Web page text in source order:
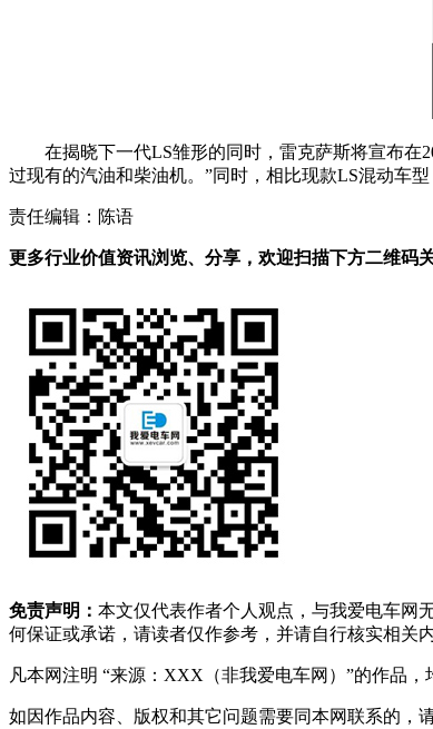
在揭晓下一代LS雏形的同时，雷克萨斯将宣布在
过现有的汽油和柴油机。”同时，相比现款LS混动车
责任编辑：陈语
更多行业价值资讯浏览、分享，欢迎扫描下方二维码
免责声明： 本文仅代表作者个人观点，与我爱电车网
何保证或承诺，请读者仅作参考，并请自行核实相关内
凡本网注明 “来源：XXX（非我爱电车网）”的作品
如因作品内容、版权和其它问题需要同本网联系的，